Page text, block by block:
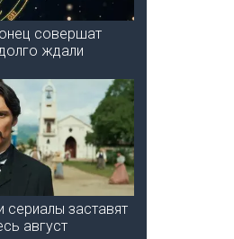
совершат
ждали
сериалы заставят
август